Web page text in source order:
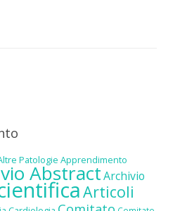
Patologie Apprendimento
AbstractArchivio
Articoli